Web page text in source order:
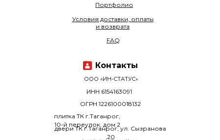
Портфолио
ООО «ИН-СТАТУС»
плитка ТК г.Таганрог,
10-й переулок, дом 2
двери ТК г.Таганрог, ул. Сызранова
,20
ОГРН 1226100018132
ИНН 6154163091
Условия доставки, оплаты
и возврата
FAQ
Контакты